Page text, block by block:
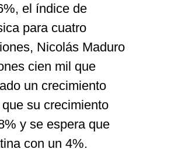
el índice de
para cuatro
Nicolás Maduro
cien mil que
un crecimiento
su crecimiento
y se espera que
con un 4%.